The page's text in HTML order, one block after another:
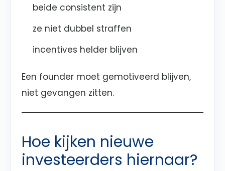
beide consistent zijn
ze niet dubbel straffen
incentives helder blijven
Een founder moet gemotiveerd blijven,
niet gevangen zitten.
Hoe kijken nieuwe
investeerders hiernaar?